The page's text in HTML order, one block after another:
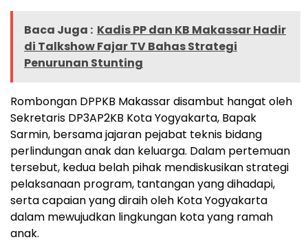
Baca Juga : Kadis PP dan KB Makassar Hadir
di Talkshow Fajar TV Bahas Strategi
Penurunan Stunting
Rombongan DPPKB Makassar disambut hangat oleh
Sekretaris DP3AP2KB Kota Yogyakarta, Bapak
Sarmin, bersama jajaran pejabat teknis bidang
perlindungan anak dan keluarga. Dalam pertemuan
tersebut, kedua belah pihak mendiskusikan strategi
pelaksanaan program, tantangan yang dihadapi,
serta capaian yang diraih oleh Kota Yogyakarta
dalam mewujudkan lingkungan kota yang ramah
anak.